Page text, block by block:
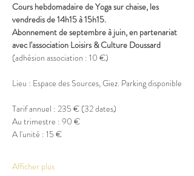
Cours hebdomadaire de Yoga sur chaise, les
vendredis de 14h15 à 15h15.
Abonnement de septembre à juin, en partenariat
avec l'association Loisirs & Culture Doussard
(adhésion association : 10 €)
Lieu : Espace des Sources, Giez. Parking disponible
Tarif annuel : 235 € (32 dates)
Au trimestre : 90 €
A l'unité : 15 €
Afficher plus